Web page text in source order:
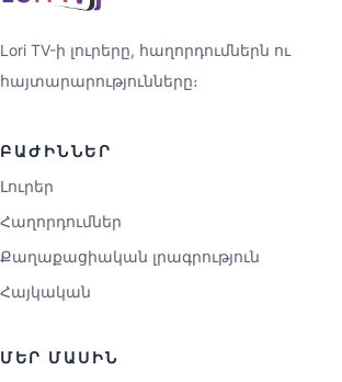
Lori TV-ի լուրերը, հաղորդումներն ու
հայտարարությունները։
ԲԱԺԻՆՆԵՐ
Լուրեր
Հաղորդումներ
Քաղաքացիական լրագրություն
Հայկական
ՄԵՐ ՄԱՍԻՆ